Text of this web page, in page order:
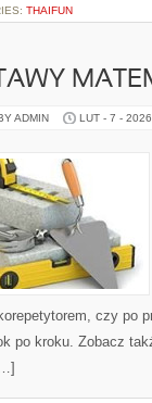
THAIFUN
ADMIN LUT - 7 - 2026
czy po
po kroku. Zobacz